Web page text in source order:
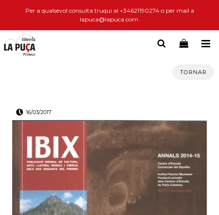
Per a qualsevol consulta truqui al +34621190274 o per mail a
lapuca@lapuca.com
TORNAR
16/03/2017